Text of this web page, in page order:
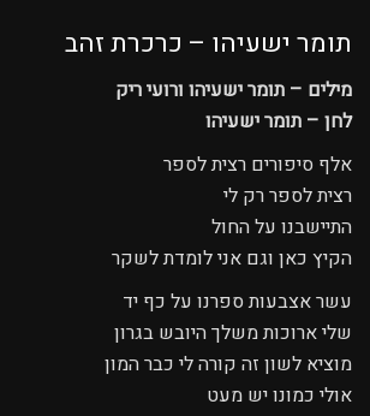
תומר ישעיהו – כרכרת זהב
מילים – תומר ישעיהו ורועי ריק
לחן – תומר ישעיהו
אלף סיפורים רצית לספר
רצית לספר רק לי
התיישבנו על החול
הקיץ כאן וגם אני לומדת לשקר
עשר אצבעות ספרנו על כף יד
שלי ארוכות משלך היובש בגרון
מוציא לשון זה קורה לי כבר המון
אולי כמונו יש מעט